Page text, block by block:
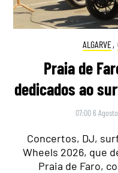
ALGARVE,
Praia de
dedicados ao
07:00 6
Concertos, DJ,
Wheels 2026, que
Praia de Faro,